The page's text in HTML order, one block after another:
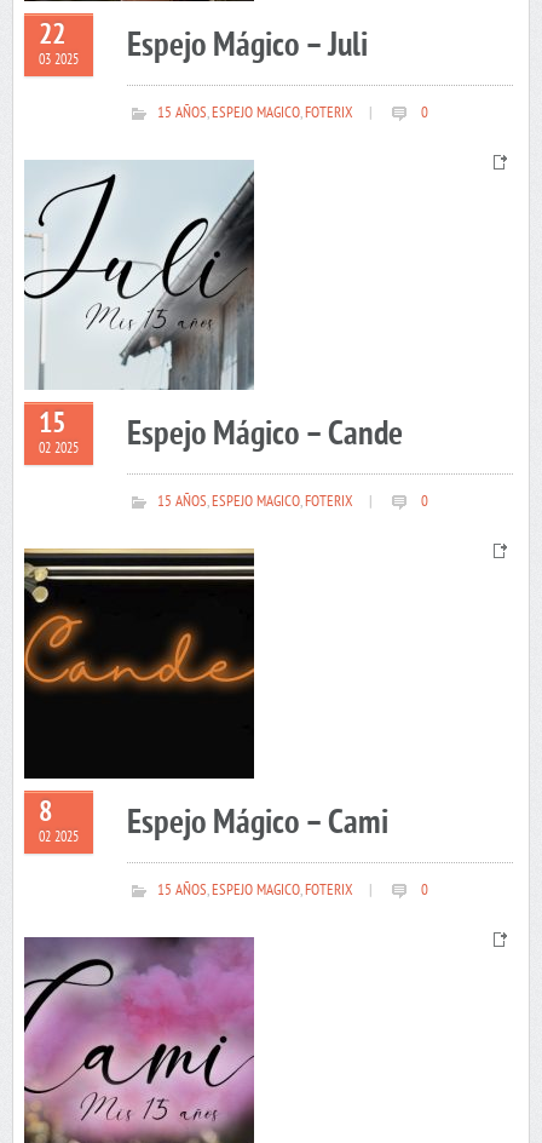
22
03 2025 Espejo Mágico – Juli
15 AÑOS,ESPEJO MAGICO,FOTERIX 0
15
02 2025 Espejo Mágico – Cande
15 AÑOS,ESPEJO MAGICO,FOTERIX 0
8
02 2025 Espejo Mágico – Cami
15 AÑOS,ESPEJO MAGICO,FOTERIX 0